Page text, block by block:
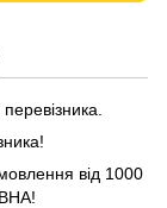
від 1000